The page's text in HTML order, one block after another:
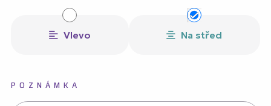
Vlevo Na střed
POZNÁMKA